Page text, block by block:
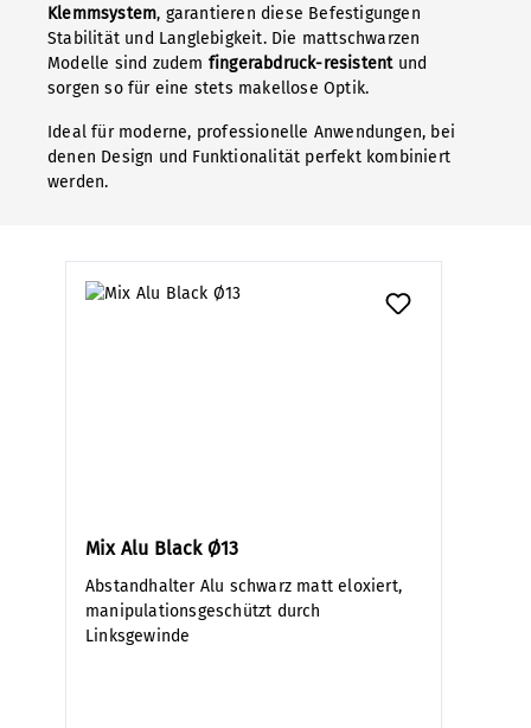
Klemmsystem, garantieren diese Befestigungen
Stabilität und Langlebigkeit. Die mattschwarzen
Modelle sind zudem fingerabdruck-resistentund
sorgen so für eine stets makellose Optik.
Ideal für moderne, professionelle Anwendungen, bei
denen Design und Funktionalität perfekt kombiniert
werden.
Mix Alu Black Ø13
Abstandhalter Alu schwarz matt eloxiert,
manipulationsgeschützt durch
Linksgewinde